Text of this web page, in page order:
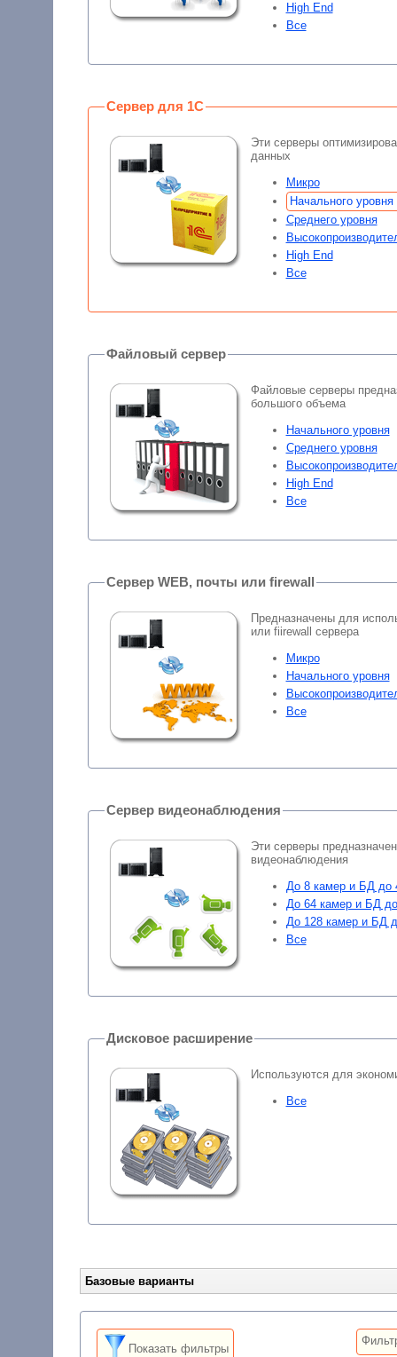
High End
Все
Сервер для 1С
Эти серверы
данных
Микро
Начального уровня
Среднего уровня
High End
Все
Файловый сервер
Файловые серверы
большого объема
Начального уровня
Среднего уровня
High End
Все
Сервер WEB, почты или firewall
Предназначены для
или fiirewall сервера
Микро
Начального уровня
Все
Сервер видеонаблюдения
Эти серверы
видеонаблюдения
До 8 камер и БД до
До 64 камер и БД
До 128 камер и БД
Все
Дисковое расширение
Используются для
Все
Базовые варианты
Показать фильтры